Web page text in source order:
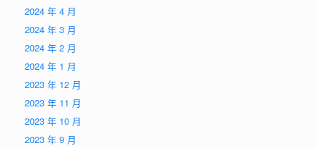
2024 年 4 月
2024 年 3 月
2024 年 2 月
2024 年 1 月
2023 年 12 月
2023 年 11 月
2023 年 10 月
2023 年 9 月